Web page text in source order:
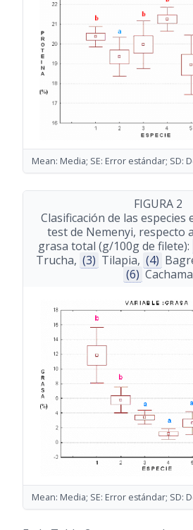
Mean: Media; SE: Error estándar; SD:
FIGURA 2
Clasificación de las especies
test de Nemenyi, respecto
grasa total (g/100g de filete):
Trucha, (3) Tilapia, (4)
(6) Cachama
Mean: Media; SE: Error estándar; SD: